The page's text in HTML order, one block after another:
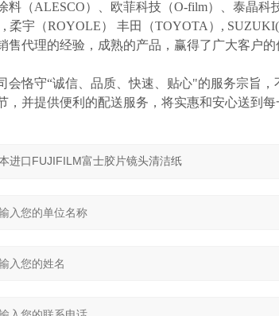
料（ALESCO）、欧菲科技（O-film）、泰晶科
, 柔宇（ROYOLE） 丰田（TOYOTA）,
售代理的经验，成熟的产品，赢得了广大客户
会恪守“诚信、品质、快速、贴心"的服务宗旨
，并提供便利的配送服务，将实惠和安心送到每